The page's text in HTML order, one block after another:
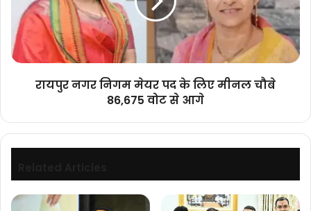
लिए
मीनल
चौबे
आगे
रायपुर नगर निगम मेयर पद के लिए मीनल चौबे
86,675 वोट से आगे